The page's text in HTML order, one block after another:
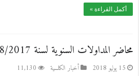
أكمل القراءة »
محاضر المداولات السنوية لسنة 2018/2017
15 يوليو 2018 أخبار الكلـــية 11,130